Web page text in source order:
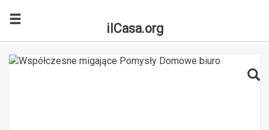
ilCasa.org
Search for: